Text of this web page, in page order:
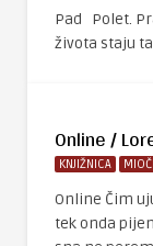
Pad Polet.
života staju
Online /
KNJIŽNICA
Online Čim
tek onda